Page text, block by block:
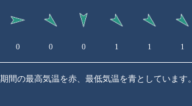
0 0 0 1 1 1
間の最高気温を赤、最低気温を青としています。